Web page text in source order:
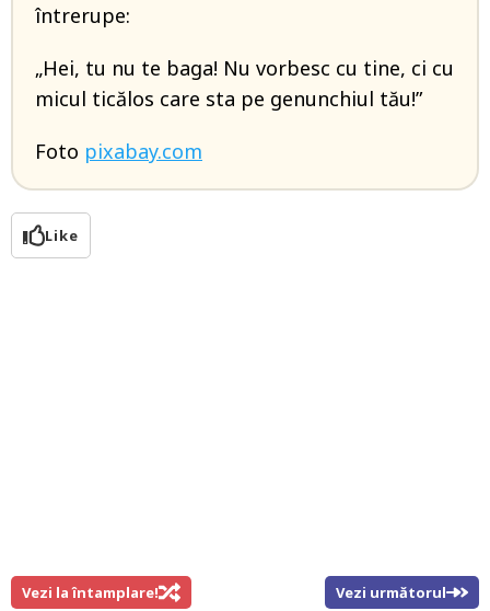
întrerupe:
„Hei, tu nu te baga! Nu vorbesc cu tine, ci cu
micul ticălos care sta pe genunchiul tău!”
Foto pixabay.com
Like
Vezi la întamplare! Vezi următorul